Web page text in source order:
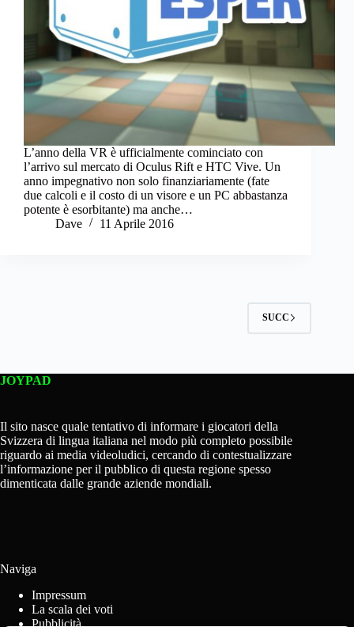
L’anno della VR è ufficialmente cominciato con
l’arrivo sul mercato di Oculus Rift e HTC Vive. Un
anno impegnativo non solo finanziariamente (fate
due calcoli e il costo di un visore e un PC abbastanza
potente è esorbitante) ma anche…
Dave
11 Aprile 2016
SUCC
JOYPAD
Il sito nasce quale tentativo di informare i giocatori della
Svizzera di lingua italiana nel modo più completo possibile
riguardo ai media videoludici, cercando di contestualizzare
l’informazione per il pubblico di questa regione spesso
dimenticata dalle grande aziende mondiali.
Naviga
Impressum
La scala dei voti
Pubblicità